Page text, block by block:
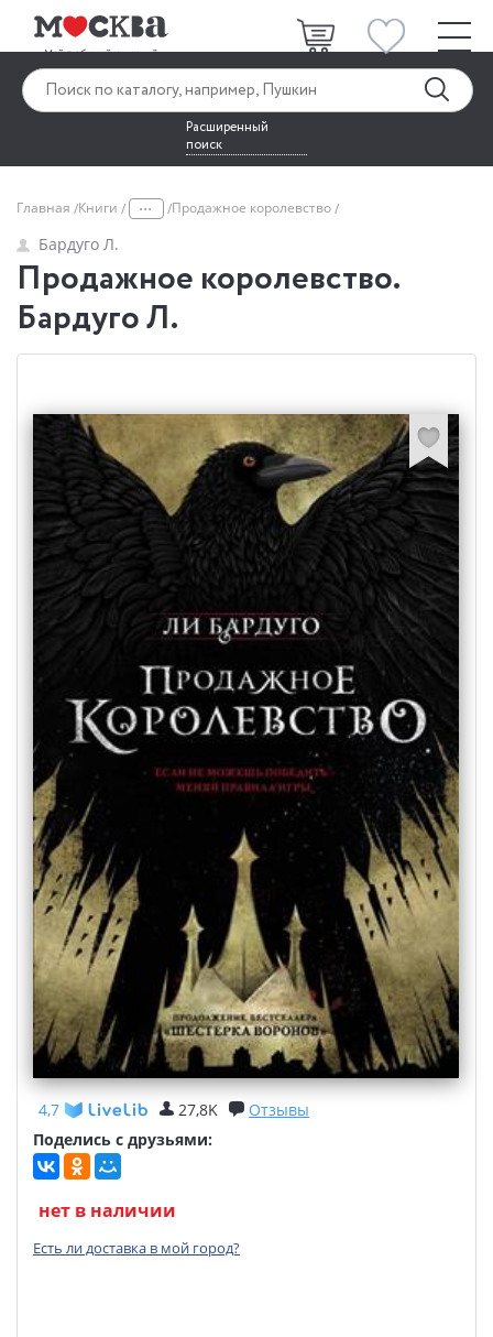
Расширенный
поиск
Главная Книги ... Продажное королевство
Бардуго Л.
Продажное королевство.
Бардуго Л.
4,7 27,8K
Отзывы
Поделись с друзьями:
нет в наличии
Есть ли доставка в мой город?